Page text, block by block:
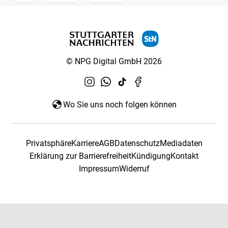
© NPG Digital GmbH 2026
Wo Sie uns noch folgen können
PrivatsphäreKarriereAGBDatenschutzMediadaten
Erklärung zur BarrierefreiheitKündigungKontakt
ImpressumWiderruf